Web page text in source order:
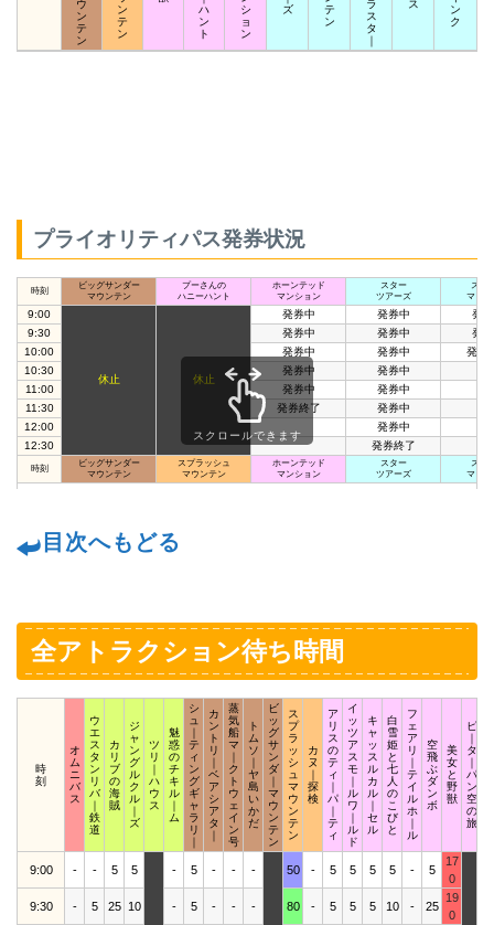
ウ
ン
テ
ン
ン
テ
ン
ハ
ン
ト
シ
ョ
ン
ズ
テ
ン
ラ
ス
タ
｜
ス
ン
ク
プライオリティパス発券状況
時刻
ビッグサンダー
マウンテン
プーさんの
ハニーハント
ホーンテッド
マンション
スター
ツアーズ
スペ
マウン
9:00
休止 休止
発券中 発券中
発
9:30
発券中 発券中
発
10:00
発券中 発券中
発券
10:30
発券中
発券中
11:00
発券中
発券中
11:30
発券終了
発券中
12:00
発券中
12:30
発券終了
時刻
ビッグサンダー
マウンテン
スプラッシュ
マウンテン
ホーンテッド
マンション
スター
ツアーズ
スペ
マウン
スクロールできます
目次へもどる
全アトラクション待ち時間
時
刻
オ
ム
ニ
バ
ス
ウ
エ
ス
タ
ン
リ
バ
｜
鉄
道
カ
リ
ブ
の
海
賊
ジ
ャ
ン
グ
ル
ク
ル
｜
ズ
ツ
リ
｜
ハ
ウ
ス
魅
惑
の
チ
キ
ル
｜
ム
シ
ュ
｜
テ
ィ
ン
グ
ギ
ャ
ラ
リ
｜
カ
ン
ト
リ
｜
ベ
ア
シ
ア
タ
｜
蒸
気
船
マ
｜
ク
ト
ウ
ェ
イ
ン
号
ト
ム
ソ
｜
ヤ
島
い
か
だ
ビ
ッ
グ
サ
ン
ダ
｜
マ
ウ
ン
テ
ン
ス
プ
ラ
ッ
シ
ュ
マ
ウ
ン
テ
ン
カ
ヌ
｜
探
検
ア
リ
ス
の
テ
ィ
｜
パ
｜
テ
ィ
イ
ッ
ツ
ア
ス
モ
｜
ル
ワ
｜
ル
ド
キ
ャ
ッ
ス
ル
カ
ル
｜
セ
ル
白
雪
姫
と
七
人
の
こ
び
と
フ
ェ
ア
リ
｜
テ
イ
ル
ホ
｜
ル
空
飛
ぶ
ダ
ン
ボ
美
女
と
野
獣
ピ
｜
タ
｜
パ
ン
空
の
旅
9:00 - - 5 5 - 5 - - - 50 - 5 5 5 5 - 5
17
0
9:30 - 5 25 10 - 5 - - - 80 - 5 5 5 10 - 25
19
0